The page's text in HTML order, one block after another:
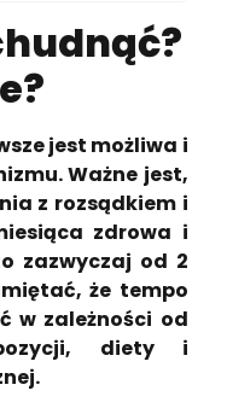
jest możliwa i
Ważne jest,
z rozsądkiem i
zdrowa i
zazwyczaj od 2
że tempo
w zależności od
diety i